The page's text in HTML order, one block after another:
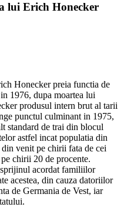
lui Erich Honecker
Honecker preia functia de
1976, dupa moartea lui
produsul intern brut al tarii
punctul culminant in 1975,
standard de trai din blocul
astfel incat populatia din
venit pe chirii fata de cei
chirii 20 de procente.
acordat familiilor
acestea, din cauza datoriilor
de Germania de Vest, iar